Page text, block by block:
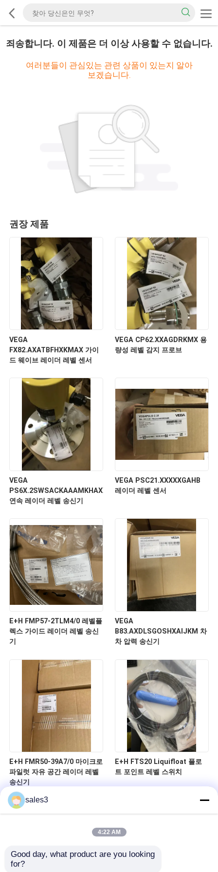
죄송합니다. 이 제품은 더 이상 사용할 수 없습니다.
여러분들이 관심있는 관련 상품이 있는지 알아
보겠습니다.
권장 제품
VEGA
FX82.AXATBFHXKMAX 가이
드 웨이브 레이더 레벨 센서
VEGA CP62.XXAGDRKMX 용
량성 레벨 감지 프로브
VEGA
PS6X.2SWSACKAAAMKHAXXXXXXXXX
연속 레이더 레벨 송신기
VEGA PSC21.XXXXXGAHB
레이더 레벨 센서
E+H FMP57-2TLM4/0 레벨플
렉스 가이드 레이더 레벨 송신
기
VEGA
B83.AXDLSGOSHXAIJKM 차
차 압력 송신기
E+H FMR50-39A7/0 마이크로
파일럿 자유 공간 레이더 레벨
송신기
E+H FTS20 Liquifloat 플로
트 포인트 레벨 스위치
sales3
4:22 AM
Good day, what product are you looking
for?